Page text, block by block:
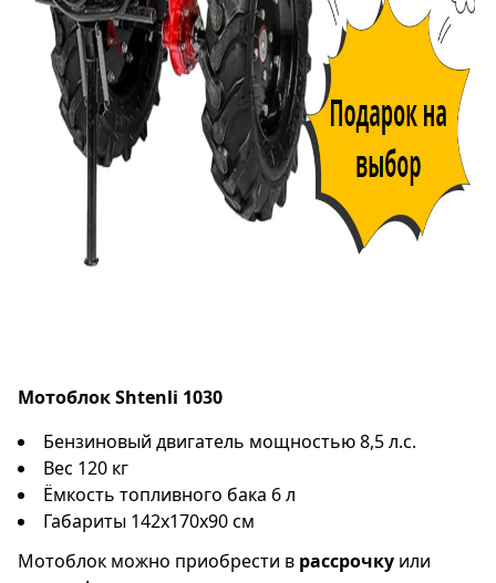
Мотоблок Shtenli 1030
Бензиновый двигатель мощностью 8,5 л.с.
Вес 120 кг
Ёмкость топливного бака 6 л
Габариты 142x170x90 см
Мотоблок можно приобрести в рассрочку или